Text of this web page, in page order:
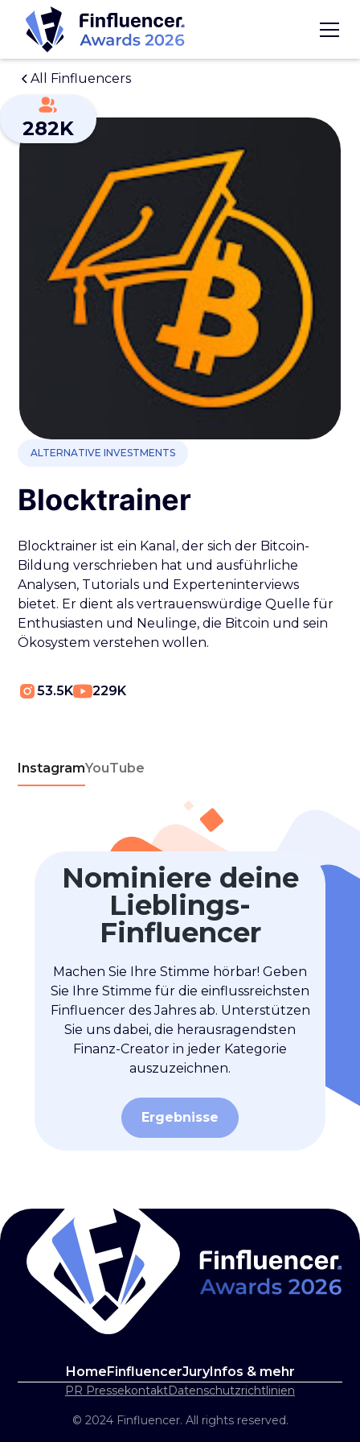
All Finfluencers
ALTERNATIVE INVESTMENTS
Blocktrainer
Blocktrainer ist ein Kanal, der sich der Bitcoin-
Bildung verschrieben hat und ausführliche
Analysen, Tutorials und Experteninterviews
bietet. Er dient als vertrauenswürdige Quelle für
Enthusiasten und Neulinge, die Bitcoin und sein
Ökosystem verstehen wollen.
53.5K 229K
282K
InstagramYouTube
Nominiere deine
Lieblings-
Finfluencer
Machen Sie Ihre Stimme hörbar! Geben
Sie Ihre Stimme für die einflussreichsten
Finfluencer des Jahres ab. Unterstützen
Sie uns dabei, die herausragendsten
Finanz-Creator in jeder Kategorie
auszuzeichnen.
Ergebnisse
Home FinfluencerJuryInfos & mehr
© 2024 Finfluencer. All rights reserved.
PR PressekontaktDatenschutzrichtlinien